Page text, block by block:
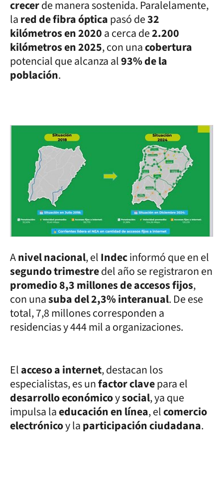
crecerde manera sostenida. Paralelamente,
lared de fibra ópticapasó de32
kilómetros en 2020a cerca de2.200
kilómetros en 2025, con unacobertura
potencial que alcanza al93% de la
población.
Anivel nacional, elIndecinformó que en el
segundo trimestredel año se registraron en
promedio 8,3 millones de accesos fijos,
con unasuba del 2,3% interanual. De ese
total, 7,8 millones corresponden a
residencias y 444 mil a organizaciones.
Elacceso a internet, destacan los
especialistas, es unfactor clavepara el
desarrollo económicoysocial, ya que
impulsa laeducación en línea, elcomercio
electrónicoy laparticipación ciudadana.